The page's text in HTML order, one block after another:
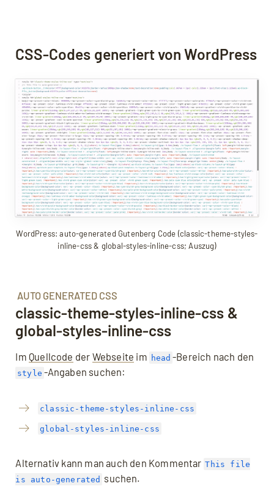
CSS-Codes generiert von WordPress
WordPress: auto-generated Gutenberg Code (classic-theme-styles-
inline-css & global-styles-inline-css; Auszug)
AUTO GENERATED CSS
classic-theme-styles-inline-css &
global-styles-inline-css
Im Quellcode der Webseite im head -Bereich nach den
style -Angaben suchen:
classic-theme-styles-inline-css
global-styles-inline-css
Alternativ kann man auch den Kommentar This file
is auto-generated suchen.